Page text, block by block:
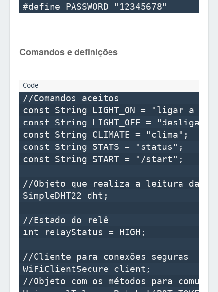
Comandos e definições
//Comandos aceitos
const String LIGHT_ON = "ligar a
const String LIGHT_OFF = "desligar
const String CLIMATE = "clima";
const String STATS = "status";
const String START = "/start";
//Objeto que realiza a leitura da
SimpleDHT22 dht;
//Estado do relê
int relayStatus = HIGH;
//Cliente para conexões seguras
WiFiClientSecure client;
//Objeto com os métodos para